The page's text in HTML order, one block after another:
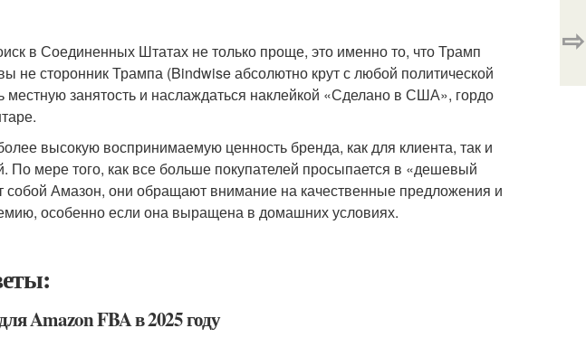
в Соединенных Штатах не только проще, это именно то, что Трамп
не сторонник Трампа (Bindwise абсолютно крут с любой политической
местную занятость и наслаждаться наклейкой «Сделано в США», гордо
высокую воспринимаемую ценность бренда, как для клиента, так и
По мере того, как все больше покупателей просыпается в «дешевый
собой Амазон, они обращают внимание на качественные предложения и
особенно если она выращена в домашних условиях.
Amazon FBA в 2025 году
⇨